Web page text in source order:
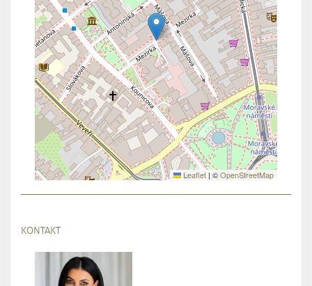
Leaflet |©OpenStreetMap
KONTAKT